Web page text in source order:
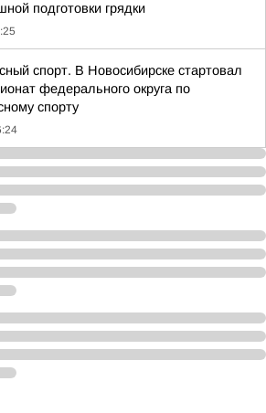
подготовки грядки
спорт. В Новосибирске стартовал
федерального округа по
спорту